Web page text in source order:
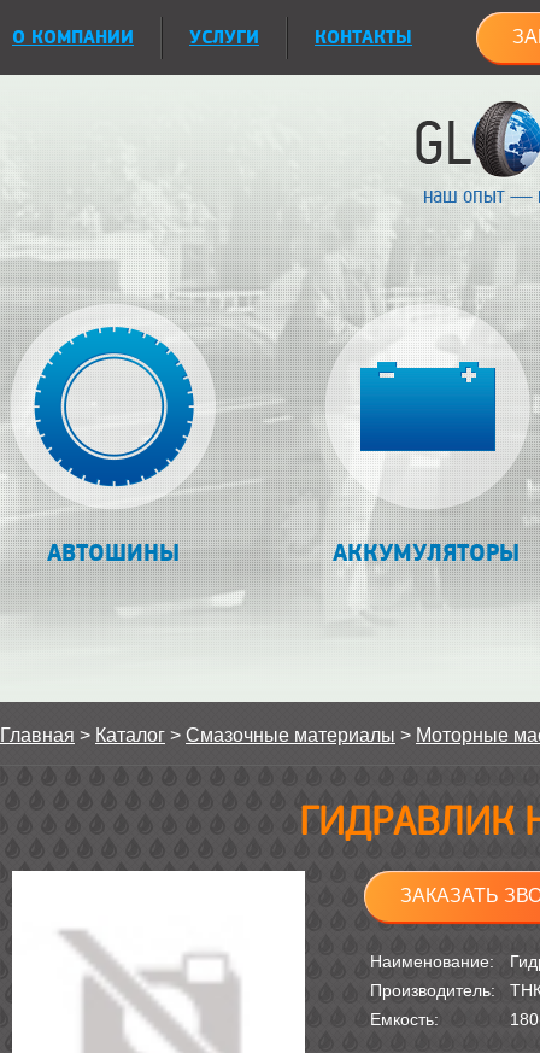
О КОМПАНИИ УСЛУГИ КОНТАКТЫ
наш опыт —
АВТОШИНЫ АККУМУЛЯТОРЫ
Главная > Каталог > Смазочные материалы > Моторные
ГИДРАВЛИК
ЗАКАЗАТЬ
Наименование:
Производитель:
Емкость: